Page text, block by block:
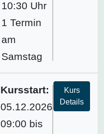
10:30 Uhr
1 Termin
am
Samstag
Kursstart:
05.12.2026
09:00 bis
Kurs
Details